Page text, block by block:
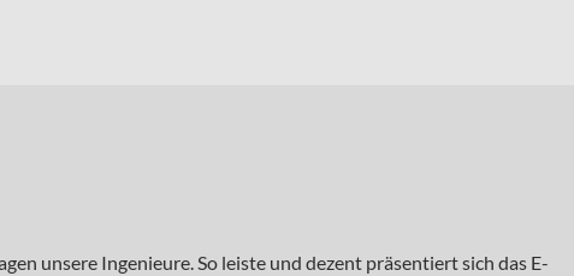
unsere Ingenieure. So leiste und dezent präsentiert sich das E-